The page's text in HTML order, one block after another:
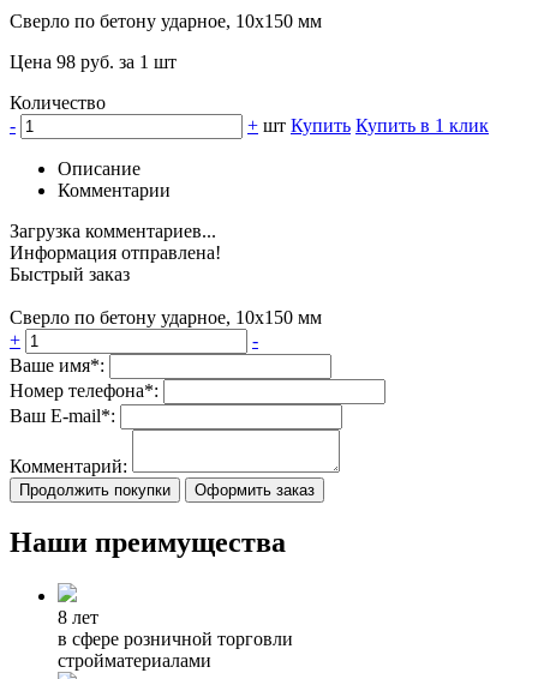
Сверло по бетону ударное, 10х150 мм
Цена 98 руб. за 1 шт
Количество
-
+ шт Купить Купить в 1 клик
Описание
Комментарии
Загрузка комментариев...
Информация отправлена!
Быстрый заказ
Сверло по бетону ударное, 10х150 мм
+
-
Ваше имя*:
Номер телефона*:
Ваш E-mail*:
Комментарий:
Продолжить покупки Оформить заказ
Наши преимущества
8 лет
в сфере розничной торговли
стройматериалами